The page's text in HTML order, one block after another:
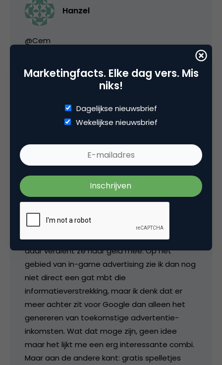
Hanzel
@Cem
Waar ik veel nieuwsgieriger naar ben is welke
gedachte erachter ligt. Google wil alle
informatie op het web toegankelijk maken via
gestructureerde wegen welke voor iedereen
toegankelijk en gratis zijn. Dat is haar missie en
daar verdient ze haar geld mee. Op het
gebied van in-game advertising zie ik dan nog
niet direct een gat mbt die
informatieverstrekking, maar ik denk dat er
meer achter zit voor Google dan alleen het
genereren van toekomstige advertentie-
inkomsten. Wat dat moge zijn, geen idee
maar het lijkt me een erg interessante combi.
Maar aan de andere kant: gratis spelletjes
Marketingfacts. Elke dag vers. Mis
niks!
Dagelijkse nieuwsbrief
Wekelijkse nieuwsbrief